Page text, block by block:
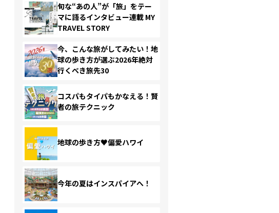
旬な“あの人”が「旅」をテー
マに語るインタビュー連載 MY
TRAVEL STORY
今、こんな旅がしてみたい！地
球の歩き方が選ぶ2026年絶対
行くべき旅先30
コスパもタイパもかなえる！賢
者の旅テクニック
地球の歩き方♥偏愛ハワイ
今年の夏はインスパイアへ！